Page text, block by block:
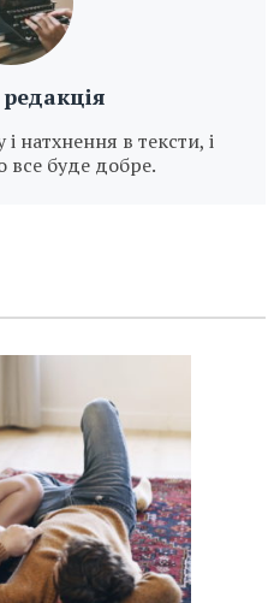
натхнення в тексти, і
все буде добре.